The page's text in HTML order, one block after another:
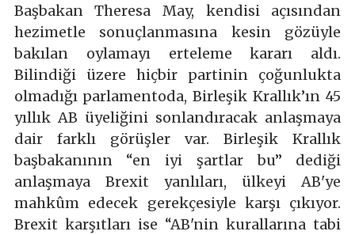
Başbakan Theresa May, kendisi açısından
hezimetle sonuçlanmasına kesin gözüyle
bakılan oylamayı erteleme kararı aldı.
Bilindiği üzere hiçbir partinin çoğunlukta
olmadığı parlamentoda, Birleşik Krallık’ın 45
yıllık AB üyeliğini sonlandıracak anlaşmaya
dair farklı görüşler var. Birleşik Krallık
başbakanının “en iyi şartlar bu” dediği
anlaşmaya Brexit yanlıları, ülkeyi AB'ye
mahkûm edecek gerekçesiyle karşı çıkıyor.
Brexit karşıtları ise “AB'nin kurallarına tabi